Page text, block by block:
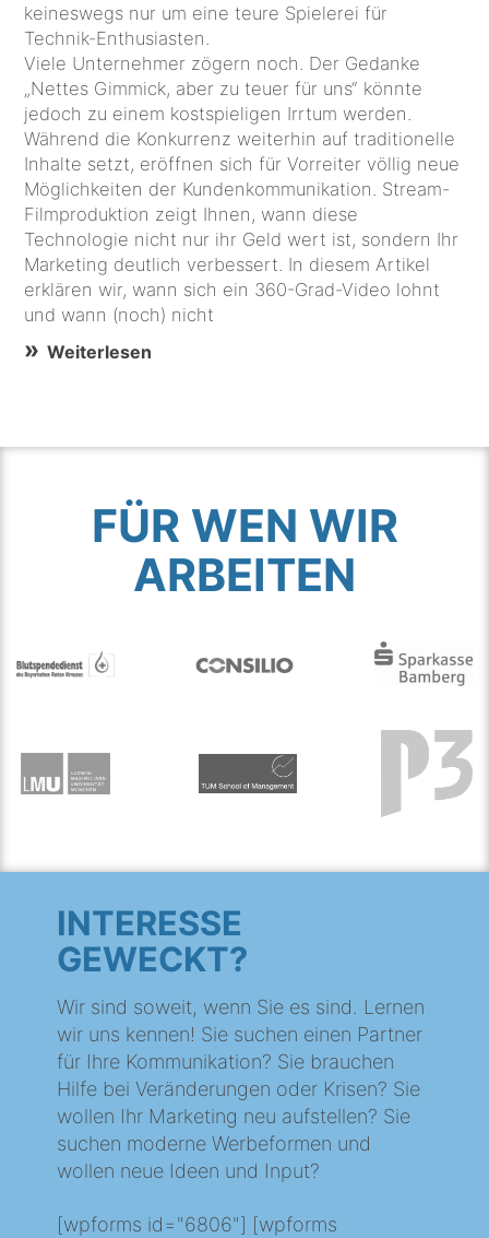
keineswegs nur um eine teure Spielerei für
Technik-Enthusiasten.
Viele Unternehmer zögern noch. Der Gedanke
„Nettes Gimmick, aber zu teuer für uns“ könnte
jedoch zu einem kostspieligen Irrtum werden.
Während die Konkurrenz weiterhin auf traditionelle
Inhalte setzt, eröffnen sich für Vorreiter völlig neue
Möglichkeiten der Kundenkommunikation. Stream-
Filmproduktion zeigt Ihnen, wann diese
Technologie nicht nur ihr Geld wert ist, sondern Ihr
Marketing deutlich verbessert. In diesem Artikel
erklären wir, wann sich ein 360-Grad-Video lohnt
und wann (noch) nicht
Weiterlesen
FÜR WEN WIR
ARBEITEN
INTERESSE
GEWECKT?
Wir sind soweit, wenn Sie es sind. Lernen
wir uns kennen! Sie suchen einen Partner
für Ihre Kommunikation? Sie brauchen
Hilfe bei Veränderungen oder Krisen? Sie
wollen Ihr Marketing neu aufstellen? Sie
suchen moderne Werbeformen und
wollen neue Ideen und Input?
[wpforms id="6806"] [wpforms